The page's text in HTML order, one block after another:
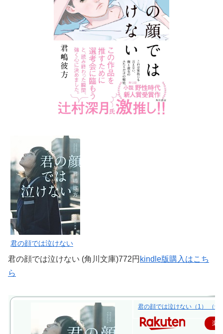
君の顔では泣けない
君の顔では泣けない (角川文庫)772円 kindle版購入はこち
ら
君の顔では泣けない（1） （
楽